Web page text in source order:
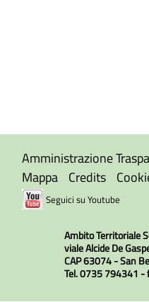
Amministrazione
Mappa Credits
Seguici su Youtube
Ambito Territoriale
viale Alcide De
CAP 63074 - San
Tel. 0735 794341